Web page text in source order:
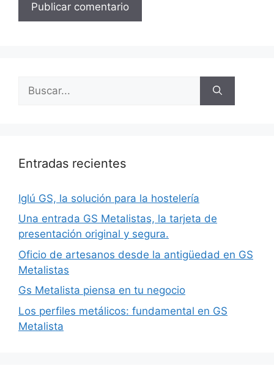
Entradas recientes
Iglú GS, la solución para la hostelería
Una entrada GS Metalistas, la tarjeta de
presentación original y segura.
Oficio de artesanos desde la antigüedad en GS
Metalistas
Gs Metalista piensa en tu negocio
Los perfiles metálicos: fundamental en GS
Metalista